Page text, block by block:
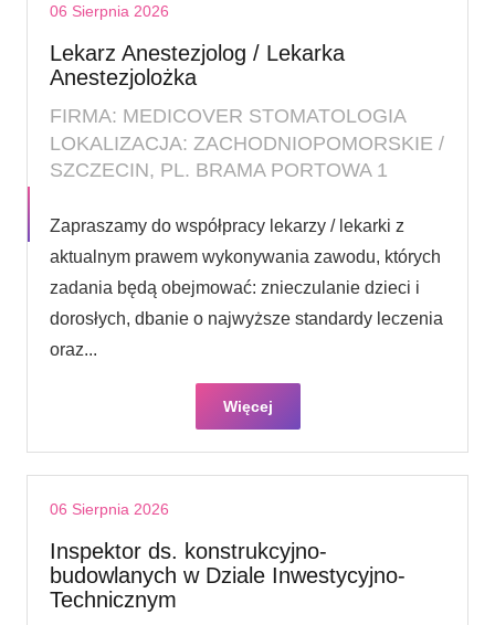
06 Sierpnia 2026
Lekarz Anestezjolog / Lekarka
Anestezjolożka
FIRMA: MEDICOVER STOMATOLOGIA
LOKALIZACJA: ZACHODNIOPOMORSKIE /
SZCZECIN, PL. BRAMA PORTOWA 1
Zapraszamy do współpracy lekarzy / lekarki z
aktualnym prawem wykonywania zawodu, których
zadania będą obejmować: znieczulanie dzieci i
dorosłych, dbanie o najwyższe standardy leczenia
oraz...
Więcej
06 Sierpnia 2026
Inspektor ds. konstrukcyjno-
budowlanych w Dziale Inwestycyjno-
Technicznym